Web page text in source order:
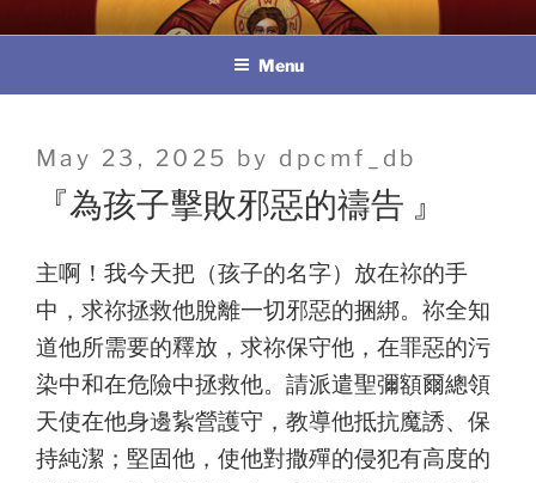
to
教區婚姻與家庭牧民委員會
Menu
Posted
on
May 23, 2025 by dpcmf_db
『為孩子擊敗邪惡的禱告 』
主啊！我今天把（孩子的名字）放在祢的手
中，求祢拯救他脫離一切邪惡的捆綁。祢全知
道他所需要的釋放，求祢保守他，在罪惡的污
染中和在危險中拯救他。請派遣聖彌額爾總領
天使在他身邊紥營護守，教導他抵抗魔誘、保
持純潔；堅固他，使他對撒殫的侵犯有高度的